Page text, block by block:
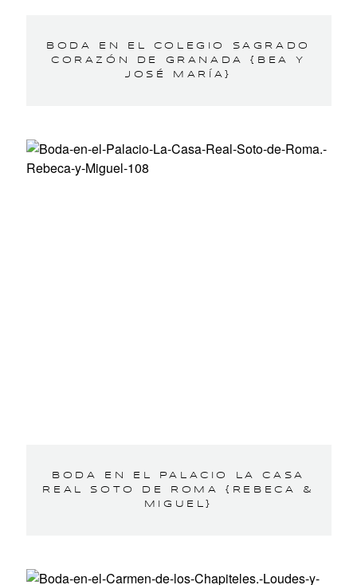
BODA EN EL COLEGIO SAGRADO
CORAZÓN DE GRANADA {BEA Y
JOSÉ MARÍA}
BODA EN EL PALACIO LA CASA
REAL SOTO DE ROMA {REBECA &
MIGUEL}